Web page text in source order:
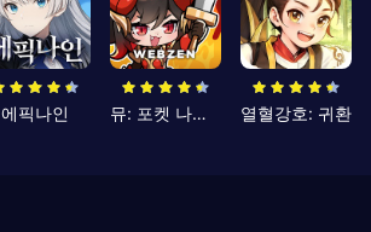
에픽나인 뮤: 포켓 나이츠 열혈강호: 귀환